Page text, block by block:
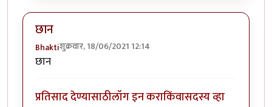
छान
Bhaktiशुक्रवार, 18/06/2021 12:14
छान
प्रतिसाद देण्यासाठीलॉग इन कराकिंवासदस्य व्हा